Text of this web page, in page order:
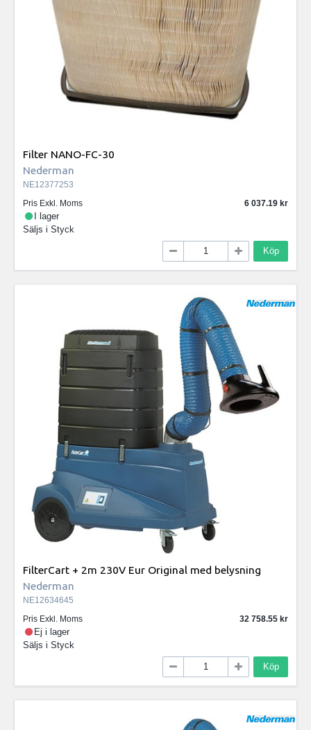
Filter NANO-FC-30
Nederman
NE12377253
Pris Exkl. Moms
6 037.19
I lager
Säljs i Styck
Köp
FilterCart + 2m 230V Eur Original med belysning
Nederman
NE12634645
Pris Exkl. Moms
32 758.55
Ej i lager
Säljs i Styck
Köp